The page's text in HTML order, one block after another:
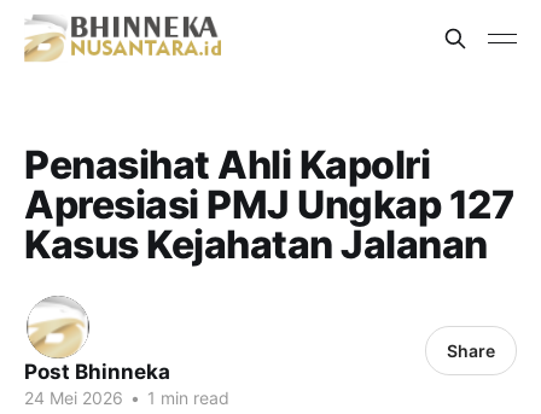
Penasihat Ahli Kapolri
Apresiasi PMJ Ungkap 127
Kasus Kejahatan Jalanan
Post Bhinneka
24 Mei 2026 • 1 min read
Share